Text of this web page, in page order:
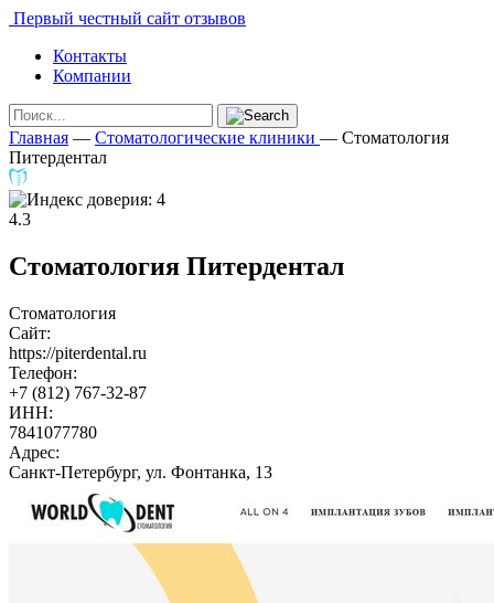
Первый честный сайт отзывов
Контакты
Компании
Главная — Стоматологические клиники — Стоматология
Питердентал
4.3
Стоматология Питердентал
Стоматология
Сайт:
https://piterdental.ru
Телефон:
+7 (812) 767-32-87
ИНН:
7841077780
Адрес:
Санкт-Петербург, ул. Фонтанка, 13